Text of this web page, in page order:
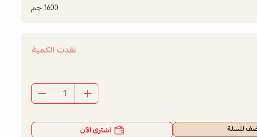
1600 جم
نفدت الكمية
للسلة اشتري الآن